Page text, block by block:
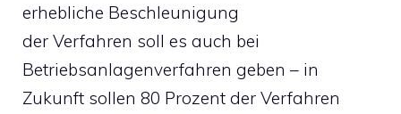
erhebliche Beschleunigung
der Verfahren soll es auch bei
Betriebsanlagenverfahren geben – in
Zukunft sollen 80 Prozent der Verfahren